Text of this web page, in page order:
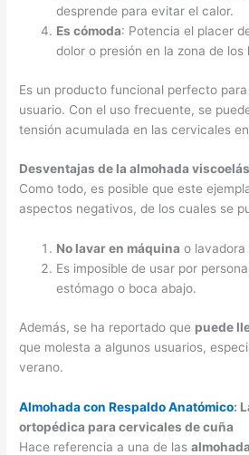
desprende para evitar el calor.
Es cómoda: Potencia el placer
dolor o presión en la zona de los
Es un producto funcional perfecto
usuario. Con el uso frecuente, se
tensión acumulada en las cervicales
Desventajas de la almohada
Como todo, es posible que este
aspectos negativos, de los cuales se
No lavar en máquina o lavadora
Es imposible de usar por
estómago o boca abajo.
Además, se ha reportado que puede
que molesta a algunos usuarios,
verano.
Almohada con Respaldo Anatómico:
ortopédica para cervicales de cuña
Hace referencia a una de las